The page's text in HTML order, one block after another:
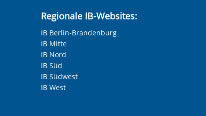
Regionale IB-Websites:
IB Berlin-Brandenburg
IB Mitte
IB Nord
IB Süd
IB Südwest
IB West